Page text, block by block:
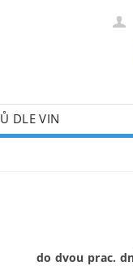
DLE VIN
do dvou prac.